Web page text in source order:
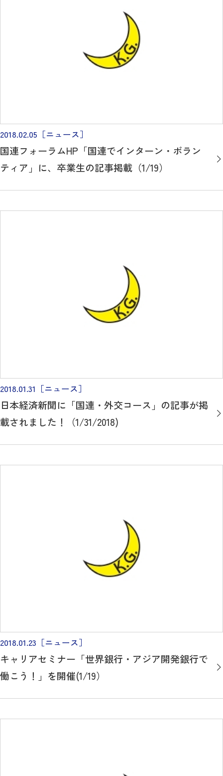
2018.02.05 ［ニュース］
国連フォーラムHP「国連でインターン・ボラン
ティア」に、卒業生の記事掲載（1/19）
2018.01.31 ［ニュース］
日本経済新聞に「国連・外交コース」の記事が掲
載されました！（1/31/2018)
2018.01.23 ［ニュース］
キャリアセミナー「世界銀行・アジア開発銀行で
働こう！」を開催(1/19）